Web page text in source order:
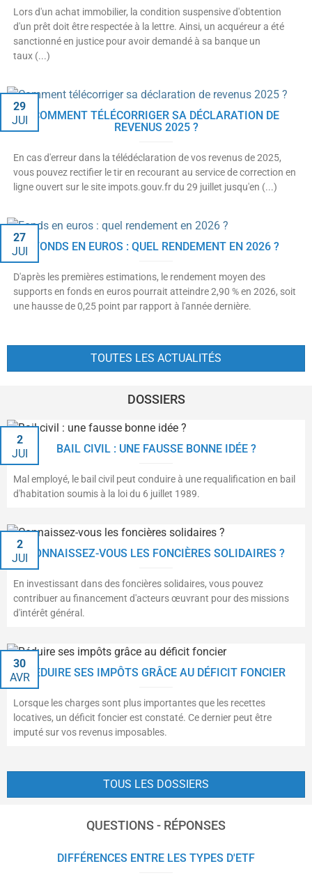
Lors d'un achat immobilier, la condition suspensive d'obtention
d'un prêt doit être respectée à la lettre. Ainsi, un acquéreur a été
sanctionné en justice pour avoir demandé à sa banque un
taux (...)
COMMENT TÉLÉCORRIGER SA DÉCLARATION DE
REVENUS 2025 ?
29
JUI
En cas d'erreur dans la télédéclaration de vos revenus de 2025,
vous pouvez rectifier le tir en recourant au service de correction en
ligne ouvert sur le site impots.gouv.fr du 29 juillet jusqu'en (...)
FONDS EN EUROS : QUEL RENDEMENT EN 2026 ?
27
JUI
D'après les premières estimations, le rendement moyen des
supports en fonds en euros pourrait atteindre 2,90 % en 2026, soit
une hausse de 0,25 point par rapport à l'année dernière.
TOUTES LES ACTUALITÉS
DOSSIERS
BAIL CIVIL : UNE FAUSSE BONNE IDÉE ?
2
JUI
Mal employé, le bail civil peut conduire à une requalification en bail
d'habitation soumis à la loi du 6 juillet 1989.
CONNAISSEZ-VOUS LES FONCIÈRES SOLIDAIRES ?
2
JUI
En investissant dans des foncières solidaires, vous pouvez
contribuer au financement d'acteurs œuvrant pour des missions
d'intérêt général.
RÉDUIRE SES IMPÔTS GRÂCE AU DÉFICIT FONCIER
30
AVR
Lorsque les charges sont plus importantes que les recettes
locatives, un déficit foncier est constaté. Ce dernier peut être
imputé sur vos revenus imposables.
TOUS LES DOSSIERS
QUESTIONS - RÉPONSES
DIFFÉRENCES ENTRE LES TYPES D'ETF